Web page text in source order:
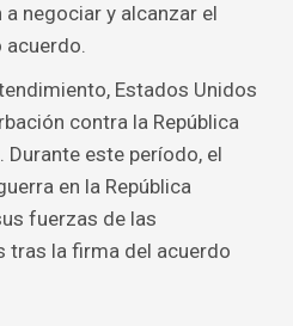
negociar y alcanzar el
acuerdo.
Estados Unidos
contra la República
este período, el
en la República
fuerzas de las
tras la firma del acuerdo